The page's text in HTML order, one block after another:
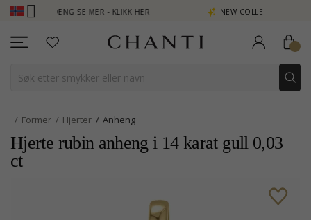
SE MER - KLIKK HER NEW COLLECTION | AURA
Former Hjerter Anheng
Hjerte rubin anheng i 14 karat gull 0,03
ct